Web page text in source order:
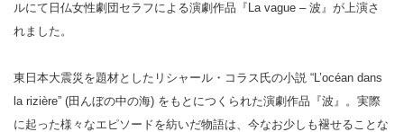
ルにて日仏女性劇団セラフによる演劇作品『La vague – 波』が上演さ
れました。
東日本大震災を題材としたリシャール・コラス氏の小説 “L’océan dans
la rizière” (田んぼの中の海) をもとにつくられた演劇作品『波』。実際
に起った様々なエピソードを紡いだ物語は、今なお少しも褪せることな